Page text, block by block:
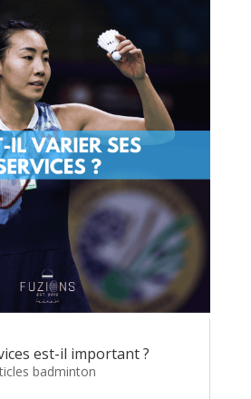
est-il important ?
badminton